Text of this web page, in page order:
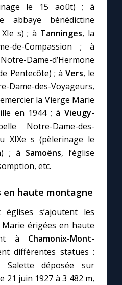
le 15 août) ; à
abbaye bénédictine
s) ; à Tanninges, la
de-Compassion ; à
Dame-d’Hermone
Pentecôte) ; à Vers, le
des-Voyageurs,
la Vierge Marie
en 1944 ; à Vieugy-
Notre-Dame-des-
XIXe s (pèlerinage le
; à Samoëns, l’église
etc.
en haute montagne
s’ajoutent les
érigées en haute
à Chamonix-Mont-
différentes statues :
Salette déposée sur
21 juin 1927 à 3 482 m,